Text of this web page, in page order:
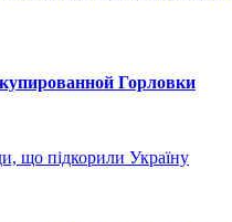
Горловки
що підкорили Україну